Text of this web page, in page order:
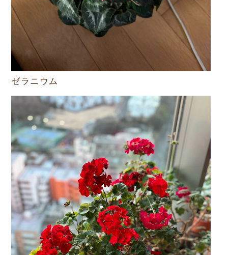
ゼラニウム